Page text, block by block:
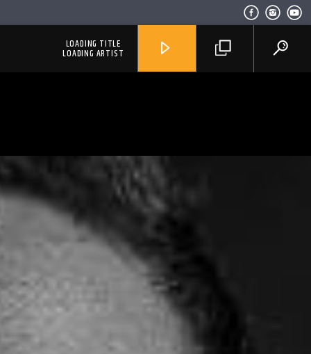
LOADING TITLE
LOADING ARTIST